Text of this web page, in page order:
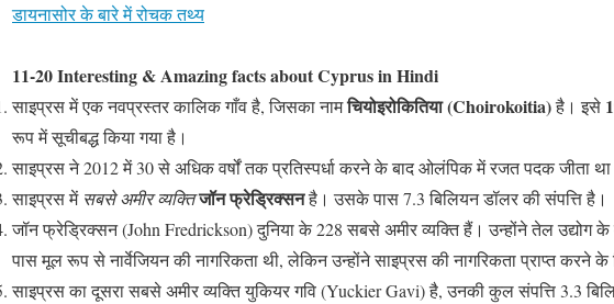
डायनासोर के बारे में रोचक तथ्य
11-20 Interesting & Amazing facts about Cyprus in Hindi
साइप्रस में एक नवप्रस्‍तर कालिक गाँव है, जिसका नामचियोइरोकितिया (Choirokoitia)है। इसे
रूप में सूचीबद्ध किया गया है।
साइप्रस ने 2012 में 30 से अधिक वर्षों तक प्रतिस्पर्धा करने के बाद ओलंपिक में रजत पदक जीता
साइप्रस में सबसे अमीर व्यक्तिजॉन फ्रेड्रिक्सनहै। उसके पास 7.3 बिलियन डॉलर की संपत्ति है।
जॉन फ्रेड्रिक्सन (John Fredrickson) दुनिया के 228 सबसे अमीर व्यक्ति हैं। उन्होंने तेल उद्योग
पास मूल रूप से नार्वेजियन की नागरिकता थी, लेकिन उन्होंने साइप्रस की नागरिकता प्राप्त करने के
साइप्रस का दूसरा सबसे अमीर व्यक्ति युकियर गवि (Yuckier Gavi) है, उनकी कुल संपत्ति 3.3